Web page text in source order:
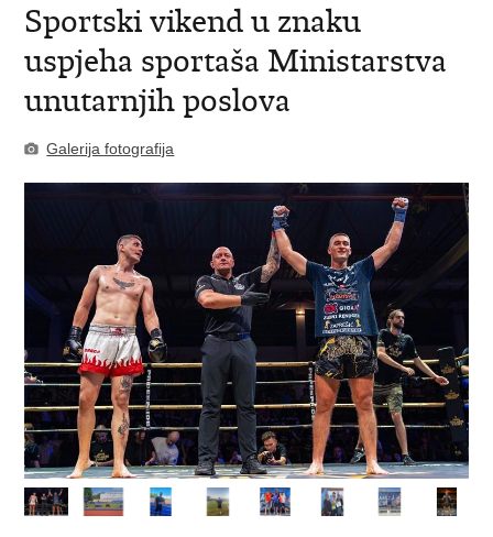
Sportski vikend u znaku
uspjeha sportaša Ministarstva
unutarnjih poslova
Galerija fotografija